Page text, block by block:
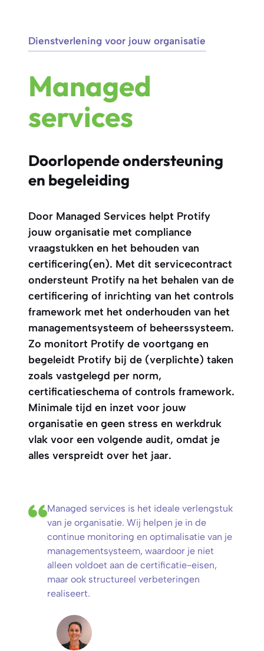
Dienstverlening voor jouw organisatie
Managed
services
Doorlopende ondersteuning
en begeleiding
Door Managed Services helpt Protify
jouw organisatie met compliance
vraagstukken en het behouden van
certificering(en). Met dit servicecontract
ondersteunt Protify na het behalen van de
certificering of inrichting van het controls
framework met het onderhouden van het
managementsysteem of beheerssysteem.
Zo monitort Protify de voortgang en
begeleidt Protify bij de (verplichte) taken
zoals vastgelegd per norm,
certificatieschema of controls framework.
Minimale tijd en inzet voor jouw
organisatie en geen stress en werkdruk
vlak voor een volgende audit, omdat je
alles verspreidt over het jaar.
Managed services is het ideale verlengstuk
van je organisatie. Wij helpen je in de
continue monitoring en optimalisatie van je
managementsysteem, waardoor je niet
alleen voldoet aan de certificatie-eisen,
maar ook structureel verbeteringen
realiseert.